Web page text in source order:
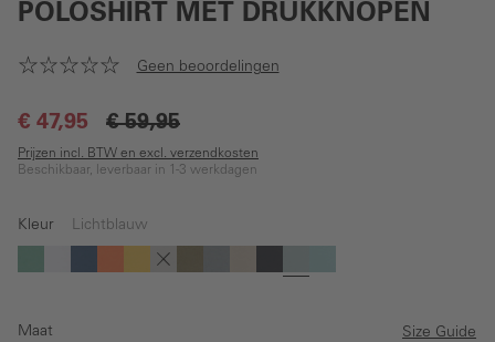
POLOSHIRT MET DRUKKNOPEN
Geen beoordelingen
€ 47,95 € 59,95
Prijzen incl. BTW en excl. verzendkosten
Beschikbaar, leverbaar in 1-3 werkdagen
Kleur Lichtblauw
Groen
Wit
(Deze optie is momenteel niet beschikbaar.)
BlauwOranje
(Deze optie is momenteel niet beschikbaar.)
GeelBruin
(Deze optie is momenteel niet beschikbaar.)
Donkergroen
GrijsBeigeDonkerblauw
Lichtblauw
Licht groen
Maat Size Guide